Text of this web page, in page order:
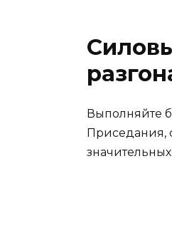
Выполняйте
Приседания,